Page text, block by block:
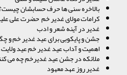
بالاخره سنی ها حرف حسابشان
کرامات مولای غدیر خم حضرت علی
غدیر در آینه شعر و ادب
جشن و پایکوبی برای عید غدیر خم و
اهمیت و آداب عید غدیر خم عید
ملائکه در جشن عید غدیرخم چه می
غدیر روز عهد معهود